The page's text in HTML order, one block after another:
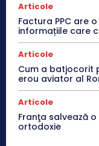
Articole
Factura PPC are
informațiile care
Articole
Cum a batjocorit
erou aviator al
Articole
Franţa salvează
ortodoxie